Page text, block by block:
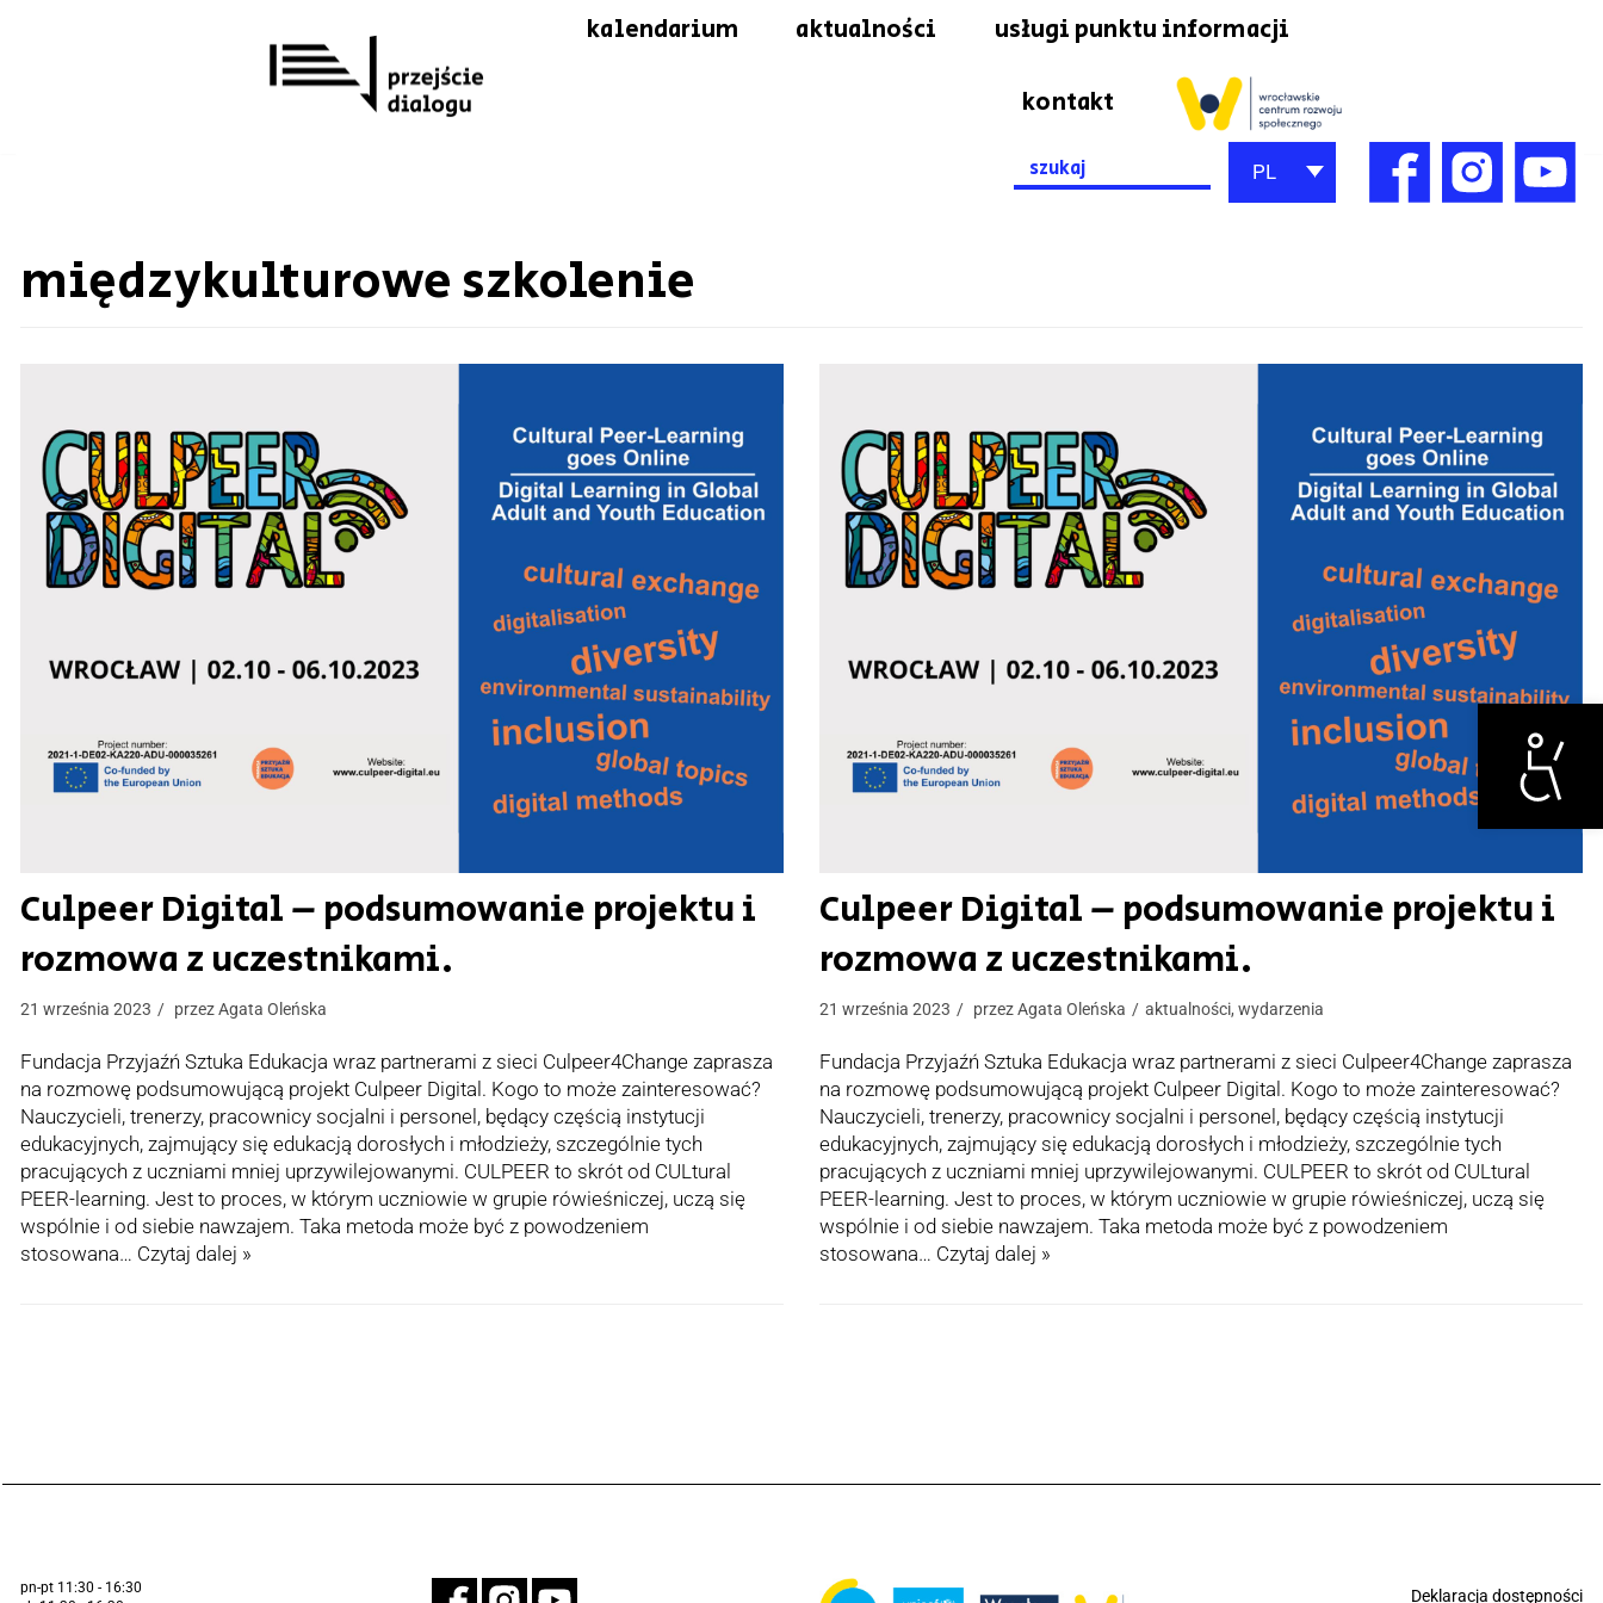
Otwórz
kalendarium aktualności usługi punktu informacji
kontakt
Search
for:
PL
międzykulturowe szkolenie
Culpeer Digital – podsumowanie projektu i
rozmowa z uczestnikami.
21 września 2023 przezAgata Oleńska
Fundacja Przyjaźń Sztuka Edukacja wraz partnerami z sieci Culpeer4Change zaprasza
na rozmowę podsumowującą projekt Culpeer Digital. Kogo to może zainteresować?
Nauczycieli, trenerzy, pracownicy socjalni i personel, będący częścią instytucji
edukacyjnych, zajmujący się edukacją dorosłych i młodzieży, szczególnie tych
pracujących z uczniami mniej uprzywilejowanymi. CULPEER to skrót od CULtural
PEER-learning. Jest to proces, w którym uczniowie w grupie rówieśniczej, uczą się
wspólnie i od siebie nawzajem. Taka metoda może być z powodzeniem
stosowana… Czytaj dalej »
Culpeer Digital – podsumowanie projektu i
rozmowa z uczestnikami.
21 września 2023 przezAgata Oleńska aktualności, wydarzenia
Fundacja Przyjaźń Sztuka Edukacja wraz partnerami z sieci Culpeer4Change zaprasza
na rozmowę podsumowującą projekt Culpeer Digital. Kogo to może zainteresować?
Nauczycieli, trenerzy, pracownicy socjalni i personel, będący częścią instytucji
edukacyjnych, zajmujący się edukacją dorosłych i młodzieży, szczególnie tych
pracujących z uczniami mniej uprzywilejowanymi. CULPEER to skrót od CULtural
PEER-learning. Jest to proces, w którym uczniowie w grupie rówieśniczej, uczą się
wspólnie i od siebie nawzajem. Taka metoda może być z powodzeniem
stosowana… Czytaj dalej »
pn-pt 11:30 - 16:30
Deklaracja dostępności